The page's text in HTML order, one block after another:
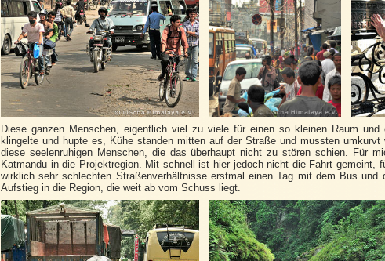
Diese ganzen Menschen, eigentlich viel zu viele für einen so kleinen Raum und
klingelte und hupte es, Kühe standen mitten auf der Straße und mussten
diese seelenruhigen Menschen, die das überhaupt nicht zu stören schien. Für
Katmandu in die Projektregion. Mit schnell ist hier jedoch nicht die Fahrt gemeint,
wirklich sehr schlechten Straßenverhältnisse erstmal einen Tag mit dem Bus und
Aufstieg in die Region, die weit ab vom Schuss liegt.